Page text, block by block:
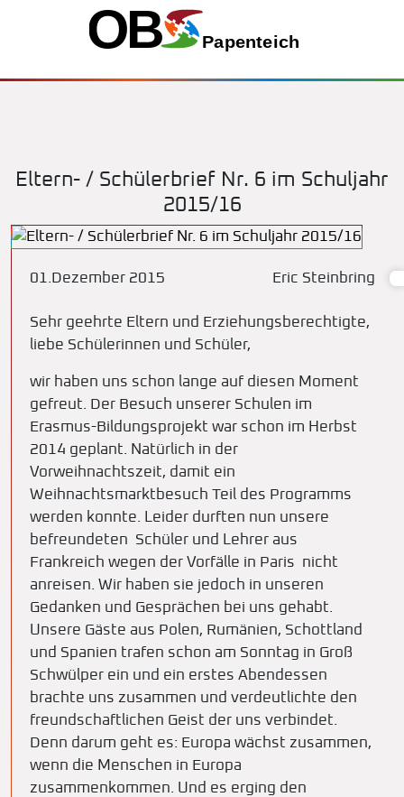
Eltern- / Schülerbrief Nr. 6 im Schuljahr
2015/16
01.Dezember 2015 Eric Steinbring
Sehr geehrte Eltern und Erziehungsberechtigte,
liebe Schülerinnen und Schüler,
wir haben uns schon lange auf diesen Moment
gefreut. Der Besuch unserer Schulen im
Erasmus-Bildungsprojekt war schon im Herbst
2014 geplant. Natürlich in der
Vorweihnachtszeit, damit ein
Weihnachtsmarktbesuch Teil des Programms
werden konnte. Leider durften nun unsere
befreundeten Schüler und Lehrer aus
Frankreich wegen der Vorfälle in Paris nicht
anreisen. Wir haben sie jedoch in unseren
Gedanken und Gesprächen bei uns gehabt.
Unsere Gäste aus Polen, Rumänien, Schottland
und Spanien trafen schon am Sonntag in Groß
Schwülper ein und ein erstes Abendessen
brachte uns zusammen und verdeutlichte den
freundschaftlichen Geist der uns verbindet.
Denn darum geht es: Europa wächst zusammen,
wenn die Menschen in Europa
zusammenkommen. Und es erging den